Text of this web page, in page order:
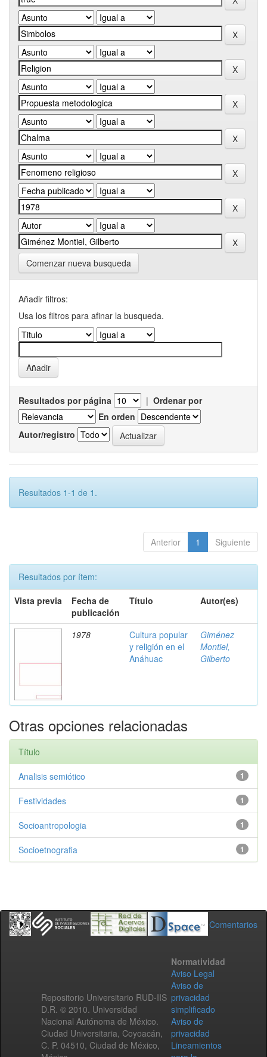
Comenzar nueva busqueda
Añadir filtros:
Usa los filtros para afinar la busqueda.
Resultados por página | Ordenar por
En orden
Autor/registro
Resultados 1-1 de 1.
Anterior 1 Siguiente
Resultados por ítem:
Vista previa
Fecha de
publicación
Título Autor(es)
1978
Cultura popular
y religión en el
Anáhuac
Giménez
Montiel,
Gilberto
Otras opciones relacionadas
Título
1
Analisis semiótico
1
Festividades
1
Socioantropologia
1
Socioetnografia
Comentarios
Repositorio Universitario RUD-IIS
D.R. © 2010. Universidad
Nacional Autónoma de México.
Ciudad Universitaria, Coyoacán,
C. P. 04510, Ciudad de México,
Normatividad
Aviso Legal
Aviso de
privacidad
simplificado
Aviso de
privacidad
Lineamientos